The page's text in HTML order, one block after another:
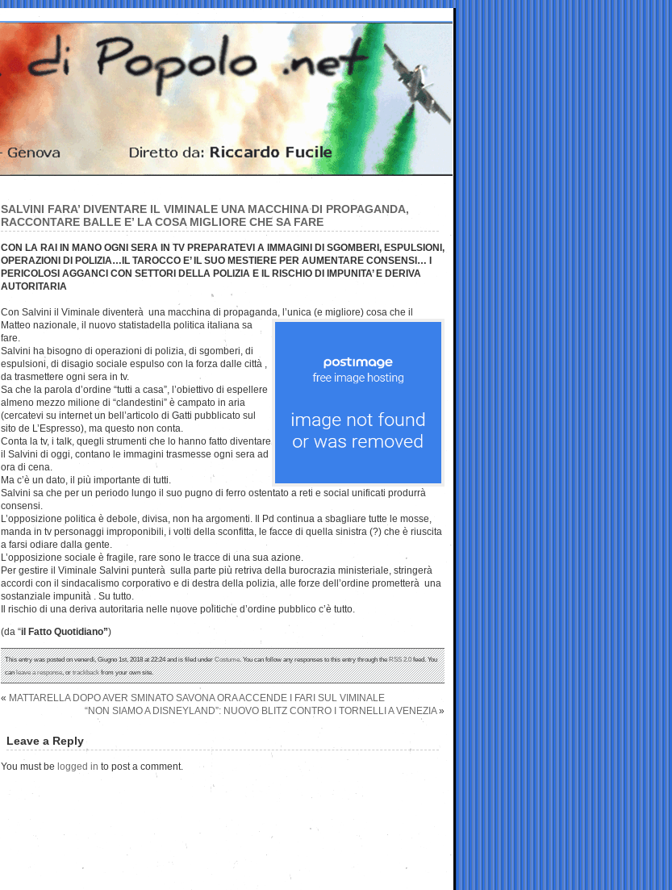
SALVINI FARA’ DIVENTARE IL VIMINALE UNA MACCHINA DI PROPAGANDA,
RACCONTARE BALLE E’ LA COSA MIGLIORE CHE SA FARE
CON LA RAI IN MANO OGNI SERA IN TV PREPARATEVI A IMMAGINI DI SGOMBERI, ESPULSIONI,
OPERAZIONI DI POLIZIA…IL TAROCCO E’ IL SUO MESTIERE PER AUMENTARE CONSENSI… I
PERICOLOSI AGGANCI CON SETTORI DELLA POLIZIA E IL RISCHIO DI IMPUNITA’ E DERIVA
AUTORITARIA
Con Salvini il Viminale diventerà una macchina di propaganda, l’unica (e migliore) cosa che il
Matteo nazionale, il nuovo statistadella politica italiana sa
fare.
Salvini ha bisogno di operazioni di polizia, di sgomberi, di
espulsioni, di disagio sociale espulso con la forza dalle città ,
da trasmettere ogni sera in tv.
Sa che la parola d’ordine “tutti a casa”, l’obiettivo di espellere
almeno mezzo milione di “clandestini” è campato in aria
(cercatevi su internet un bell’articolo di Gatti pubblicato sul
sito de L’Espresso), ma questo non conta.
Conta la tv, i talk, quegli strumenti che lo hanno fatto diventare
il Salvini di oggi, contano le immagini trasmesse ogni sera ad
ora di cena.
Ma c’è un dato, il più importante di tutti.
Salvini sa che per un periodo lungo il suo pugno di ferro ostentato a reti e social unificati produrrà
consensi.
L’opposizione politica è debole, divisa, non ha argomenti. Il Pd continua a sbagliare tutte le mosse,
manda in tv personaggi improponibili, i volti della sconfitta, le facce di quella sinistra (?) che è riuscita
a farsi odiare dalla gente.
L’opposizione sociale è fragile, rare sono le tracce di una sua azione.
Per gestire il Viminale Salvini punterà sulla parte più retriva della burocrazia ministeriale, stringerà
accordi con il sindacalismo corporativo e di destra della polizia, alle forze dell’ordine prometterà una
sostanziale impunità . Su tutto.
Il rischio di una deriva autoritaria nelle nuove politiche d’ordine pubblico c’è tutto.
(da “il Fatto Quotidiano”)
This entry was posted on venerdì, Giugno 1st, 2018 at 22:24 and is filed underCostume. You can follow any responses to this entry through theRSS 2.0feed. You
canleave a response, ortrackbackfrom your own site.
« MATTARELLA DOPO AVER SMINATO SAVONA ORA ACCENDE I FARI SUL VIMINALE
“NON SIAMO A DISNEYLAND”: NUOVO BLITZ CONTRO I TORNELLI A VENEZIA»
Leave a Reply
You must be logged in to post a comment.